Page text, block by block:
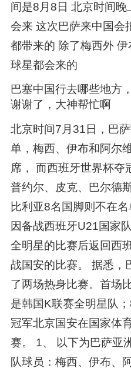
间是8月8日 北京时间
会来 这次巴萨来中国会
都带来的 除了梅西外
球星都会来的
巴塞中国行去哪些地方
谢谢了，大神帮忙啊
北京时间7月31日，巴
单，梅西、伊布和阿尔
席， 而西班牙世界杯夺
普约尔、皮克、巴尔德
比利亚8名国脚则不在
因备战西班牙U21国家
全明星的比赛后返回西
战国安的比赛。 据悉，
了两场热身比赛。首场
是韩国K联赛全明星队
冠军北京国安在国家体
赛。 1、 以下为巴萨亚
队球员：梅西、伊布、